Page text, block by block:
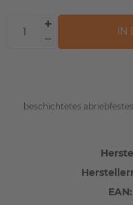
beschichtetes
EAN:
IN